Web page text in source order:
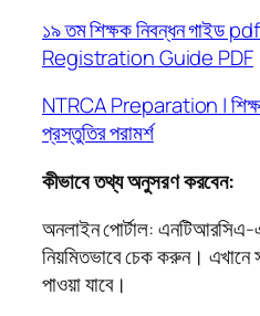
১৯ তম শিক্ষক নিবন্ধন গাইড
Registration Guide PDF
NTRCA Preparation | শিক্ষক
প্রস্তুতির পরামর্শ
কীভাবে তথ্য অনুসরণ করবেন:
অনলাইন পোর্টাল:
নিয়মিতভাবে চেক করুন।
পাওয়া যাবে।